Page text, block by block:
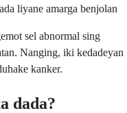
liyane amarga benjolan
sel abnormal sing
Nanging, iki kedadeyan
kanker.
dada?